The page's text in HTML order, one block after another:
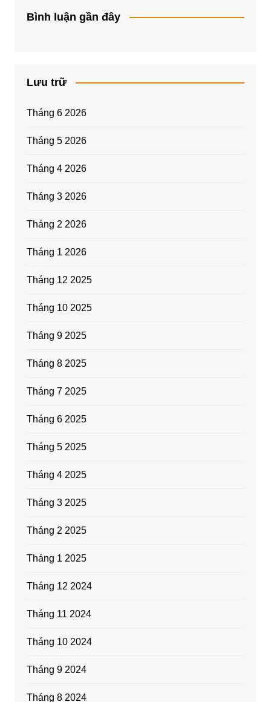
Bình luận gần đây
Lưu trữ
Tháng 6 2026
Tháng 5 2026
Tháng 4 2026
Tháng 3 2026
Tháng 2 2026
Tháng 1 2026
Tháng 12 2025
Tháng 10 2025
Tháng 9 2025
Tháng 8 2025
Tháng 7 2025
Tháng 6 2025
Tháng 5 2025
Tháng 4 2025
Tháng 3 2025
Tháng 2 2025
Tháng 1 2025
Tháng 12 2024
Tháng 11 2024
Tháng 10 2024
Tháng 9 2024
Tháng 8 2024